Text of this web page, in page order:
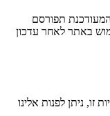
תפורסם
באתר לאחר עדכון
זו, ניתן לפנות אלינו